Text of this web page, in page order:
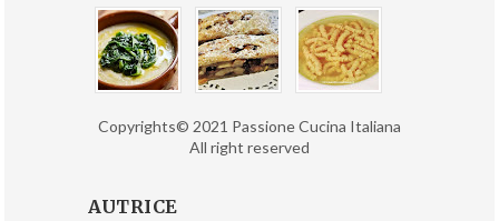
Copyrights© 2021 Passione Cucina Italiana
All right reserved
AUTRICE